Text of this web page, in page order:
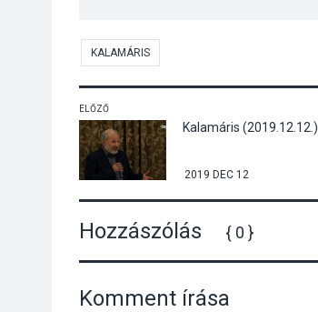
KALAMÁRIS
ELŐZŐ
Kalamáris (2019.12.12.)
2019 DEC 12
Hozzászólás { 0 }
Komment írása